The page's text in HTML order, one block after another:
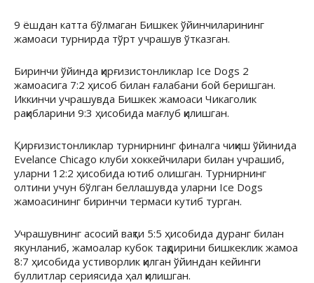
9 ёшдан катта бўлмаган Бишкек ўйинчиларининг
жамоаси турнирда тўрт учрашув ўтказган.
Биринчи ўйинда қирғизистонликлар Ice Dogs 2
жамоасига 7:2 ҳисоб билан ғалабани бой беришган.
Иккинчи учрашувда Бишкек жамоаси Чикаголик
рақибларини 9:3 ҳисобида мағлуб қилишган.
Қирғизистонликлар турнирнинг финалга чиқиш ўйинида
Evelance Chicago клуби хоккейчилари билан учрашиб,
уларни 12:2 ҳисобида ютиб олишган. Турнирнинг
олтини учун бўлган беллашувда уларни Ice Dogs
жамоасининг биринчи термаси кутиб турган.
Учрашувнинг асосий вақти 5:5 ҳисобида дуранг билан
якунланиб, жамоалар кубок тақдирини бишкеклик жамоа
8:7 ҳисобида устиворлик қилган ўйиндан кейинги
буллитлар сериясида ҳал қилишган.